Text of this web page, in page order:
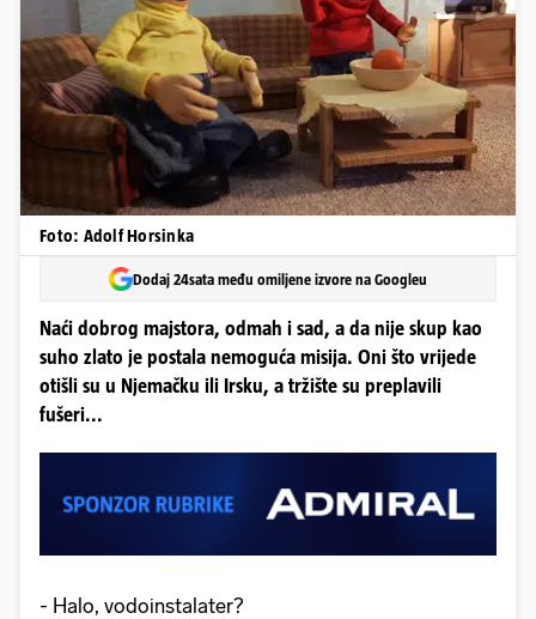
Foto: Adolf Horsinka
Dodaj 24sata među omiljene izvore na Googleu
Naći dobrog majstora, odmah i sad, a da nije skup kao
suho zlato je postala nemoguća misija. Oni što vrijede
otišli su u Njemačku ili Irsku, a tržište su preplavili
fušeri...
- Halo, vodoinstalater?